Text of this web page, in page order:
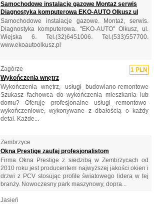
Samochodowe instalacje gazowe Montaż serwis
Diagnostyka komputerowa EKO-AUTO Olkusz ul
Samochodowe instalacje gazowe. Montaż, serwis.
Diagnostyka komputerowa. "EKO-AUTO" Olkusz, ul.
Wiejska 6. Tel.(32)6451006. Tel.(533)557700.
www.ekoautoolkusz.pl
1 PLN
Zagórze
Wykończenia wnętrz
Wykończenia wnętrz, usługi budowlano-remontowe
Szukasz fachowca do wykończenia mieszkania lub
domu? Oferuję profesjonalne usługi remontowo-
wykończeniowe, wykonywane z dbałością o każdy
detal. Każde...
Zembrzyce
Okna Prestige zaufaj profesjonalistom
Firma Okna Prestige z siedzibą w Zembrzycach od
2010 roku jest producentem najwyższej jakości okien i
drzwi z PCV stosując profile światowego lidera w tej
branży. Nowoczesny park maszynowy, dopra...
Jasień